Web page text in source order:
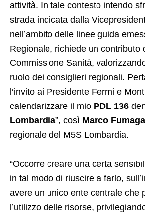
attività. In tale contesto intendo
strada indicata dalla
nell’ambito delle linee guida
Regionale, richiede un contributo
Commissione Sanità,
ruolo dei consiglieri regionali.
l‘invito ai Presidente Fermi e
calendarizzare il mio PDL 136
Lombardia”, così Marco
regionale del M5S Lombardia.
“Occorre creare una certa
in tal modo di riuscire a farlo,
avere un unico ente centrale che
l’utilizzo delle risorse,